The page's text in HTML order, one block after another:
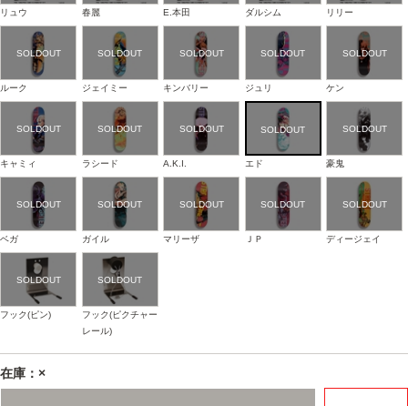
リュウ 春麗 E.本田 ダルシム リリー
ルーク ジェイミー キンバリー ジュリ ケン
キャミィ ラシード A.K.I. エド 豪鬼
ベガ ガイル マリーザ ＪＰ ディージェイ
フック(ピン)
フック(ピクチャー
レール)
在庫：×